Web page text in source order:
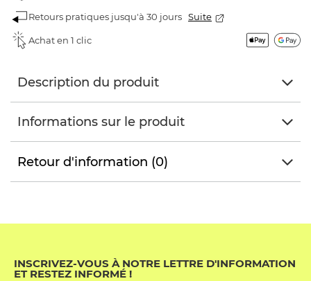
Retours pratiques jusqu'à 30 jours Suite
Achat en 1 clic
Description du produit
Informations sur le produit
Retour d'information (0)
INSCRIVEZ-VOUS À NOTRE LETTRE D'INFORMATION
ET RESTEZ INFORMÉ !